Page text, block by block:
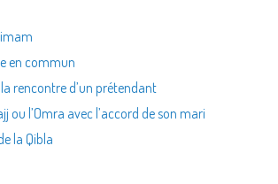
en commun
rencontre d’un prétendant
ou l’Omra avec l’accord de son mari
la Qibla